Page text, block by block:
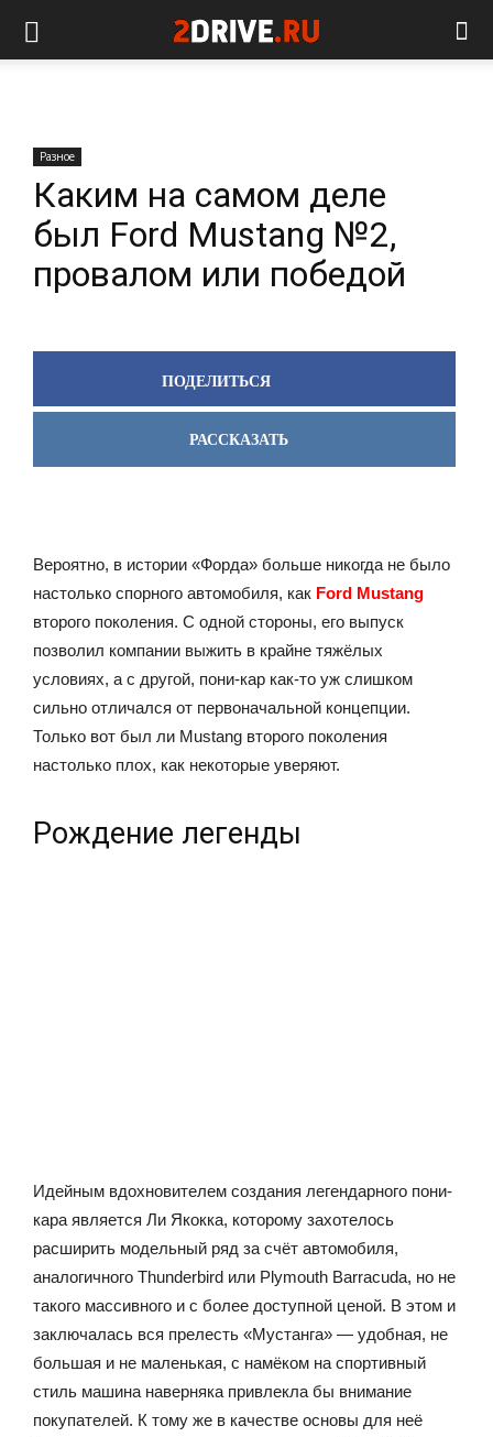
Разное
Каким на самом деле
был Ford Mustang №2,
провалом или победой
ПОДЕЛИТЬСЯ
РАССКАЗАТЬ
Вероятно, в истории «Форда» больше никогда не было
настолько спорного автомобиля, как Ford Mustang
второго поколения. С одной стороны, его выпуск
позволил компании выжить в крайне тяжёлых
условиях, а с другой, пони-кар как-то уж слишком
сильно отличался от первоначальной концепции.
Только вот был ли Mustang второго поколения
настолько плох, как некоторые уверяют.
Рождение легенды
Идейным вдохновителем создания легендарного пони-
кара является Ли Якокка, которому захотелось
расширить модельный ряд за счёт автомобиля,
аналогичного Thunderbird или Plymouth Barracuda, но не
такого массивного и с более доступной ценой. В этом и
заключалась вся прелесть «Мустанга» — удобная, не
большая и не маленькая, с намёком на спортивный
стиль машина наверняка привлекла бы внимание
покупателей. К тому же в качестве основы для неё